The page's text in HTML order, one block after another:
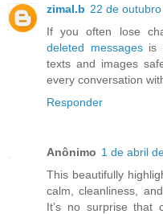
zimal.b 22 de
If you often lose
deleted messagesis
texts and images
every conversation
Responder
Anônimo 1 de abril
This beautifully
calm, cleanliness,
It’s no surprise that